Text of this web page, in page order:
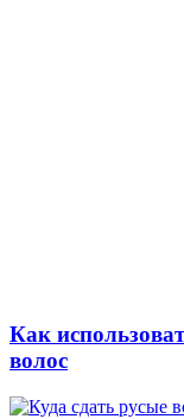
Как
волос